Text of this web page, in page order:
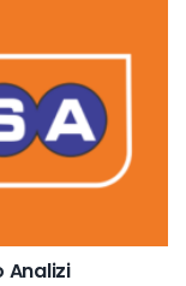
Analizi